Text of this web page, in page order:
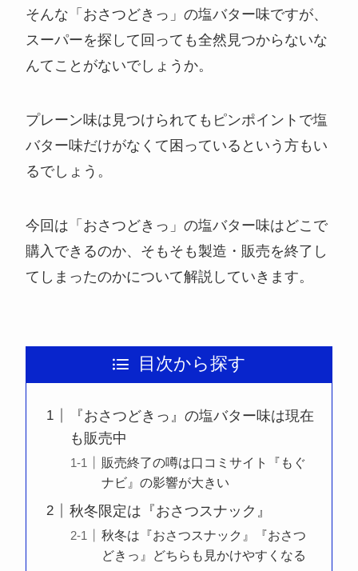
そんな「おさつどきっ」の塩バター味ですが、
スーパーを探して回っても全然見つからないな
んてことがないでしょうか。
プレーン味は見つけられてもピンポイントで塩
バター味だけがなくて困っているという方もい
るでしょう。
今回は「おさつどきっ」の塩バター味はどこで
購入できるのか、そもそも製造・販売を終了し
てしまったのかについて解説していきます。
目次から探す
『おさつどきっ』の塩バター味は現在
も販売中
販売終了の噂は口コミサイト『もぐ
ナビ』の影響が大きい
秋冬限定は『おさつスナック』
秋冬は『おさつスナック』『おさつ
どきっ』どちらも見かけやすくなる